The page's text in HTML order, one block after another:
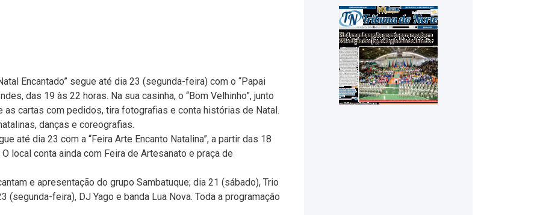
Encantado” segue até dia 23 (segunda-feira) com o “Papai
das 19 às 22 horas. Na sua casinha, o “Bom Velhinho”, junto
as cartas com pedidos, tira fotografias e conta histórias de Natal.
danças e coreografias.
até dia 23 com a “Feira Arte Encanto Natalina”, a partir das 18
local conta ainda com Feira de Artesanato e praça de
e apresentação do grupo Sambatuque; dia 21 (sábado), Trio
(segunda-feira), DJ Yago e banda Lua Nova. Toda a programação